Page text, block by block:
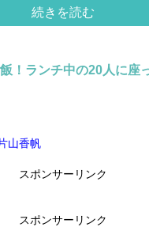
続きを読む
！ランチ中の20人に座
山香帆
スポンサーリンク
スポンサーリンク